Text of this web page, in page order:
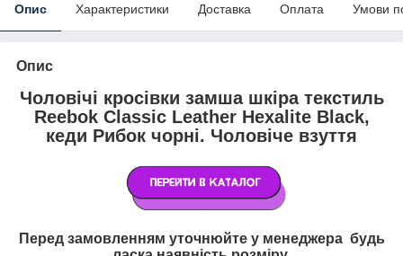
Опис Характеристики Доставка Оплата Умови
Опис
Чоловічі кросівки замша шкіра текстиль
Reebok Classic Leather Hexalite Black,
кеди Рибок чорні. Чоловіче взуття
Перед замовленням уточнюйте у менеджера будь